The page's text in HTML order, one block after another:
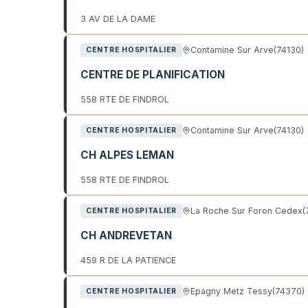
3 AV DE LA DAME
CENTRE HOSPITALIER Contamine Sur Arve(74130)
CENTRE DE PLANIFICATION
558 RTE DE FINDROL
CENTRE HOSPITALIER Contamine Sur Arve(74130)
CH ALPES LEMAN
558 RTE DE FINDROL
CENTRE HOSPITALIER La Roche Sur Foron Cedex
CH ANDREVETAN
459 R DE LA PATIENCE
CENTRE HOSPITALIER Epagny Metz Tessy(74370)